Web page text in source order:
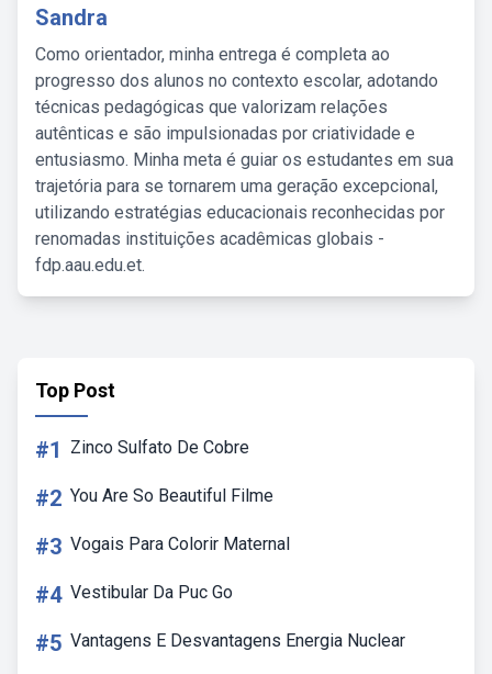
Sandra
Como orientador, minha entrega é completa ao
progresso dos alunos no contexto escolar, adotando
técnicas pedagógicas que valorizam relações
autênticas e são impulsionadas por criatividade e
entusiasmo. Minha meta é guiar os estudantes em sua
trajetória para se tornarem uma geração excepcional,
utilizando estratégias educacionais reconhecidas por
renomadas instituições acadêmicas globais -
fdp.aau.edu.et.
Top Post
#1 Zinco Sulfato De Cobre
#2 You Are So Beautiful Filme
#3 Vogais Para Colorir Maternal
#4 Vestibular Da Puc Go
#5 Vantagens E Desvantagens Energia Nuclear